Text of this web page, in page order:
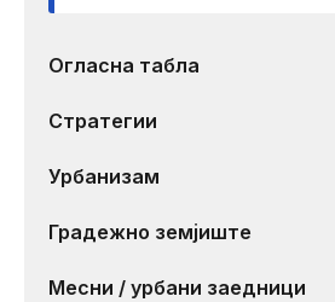
Огласна табла
Стратегии
Урбанизам
Градежно земјиште
Месни / урбани заедници